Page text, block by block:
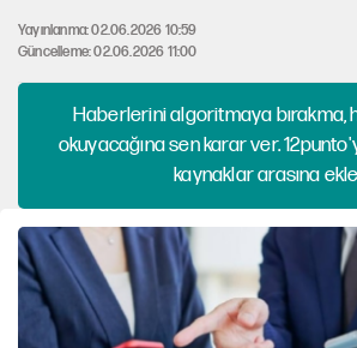
Yayınlanma: 02.06.2026 10:59
Güncelleme: 02.06.2026 11:00
Haberlerini algoritmaya bırakma,
okuyacağına sen karar ver.
kaynaklar arasına